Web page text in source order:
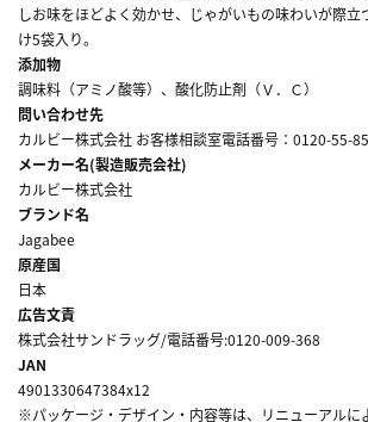
しお味をほどよく効かせ、じゃがいもの味わいが際立
け5袋入り。
添加物
調味料（アミノ酸等）、酸化防止剤（Ｖ．Ｃ）
問い合わせ先
カルビー株式会社 お客様相談室電話番号：0120-55-
メーカー名(製造販売会社)
カルビー株式会社
ブランド名
Jagabee
原産国
日本
広告文責
株式会社サンドラッグ/電話番号:0120-009-368
JAN
4901330647384x12
※パッケージ・デザイン・内容等は、リニューアルに